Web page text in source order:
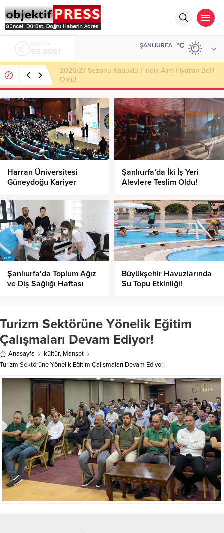
6.584,66
ŞANLIURFA °C
Haliliye Belediyesi Her Gün 4 Bin 898 Kişiye Sıcak
Yemek Ulaştırıyor!
Harran Üniversitesi
Güneydoğu Kariyer
Şanlıurfa’da İki İş Yeri
Alevlere Teslim Oldu!
Şanlıurfa’da Toplum Ağız
ve Diş Sağlığı Haftası
Büyükşehir Havuzlarında
Su Topu Etkinliği!
Turizm Sektörüne Yönelik Eğitim
Çalışmaları Devam Ediyor!
Anasayfa kültür, Manşet
Turizm Sektörüne Yönelik Eğitim Çalışmaları Devam Ediyor!